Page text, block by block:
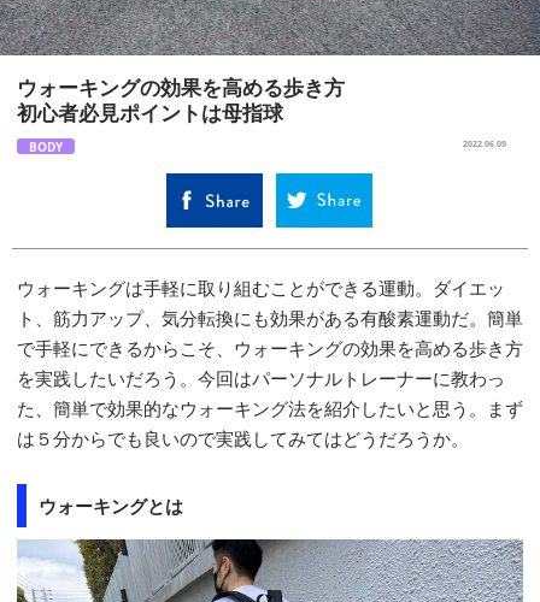
ウォーキングの効果を高める歩き方
初心者必見ポイントは母指球
BODY 2022.06.09
ウォーキングは手軽に取り組むことができる運動。ダイエッ
ト、筋力アップ、気分転換にも効果がある有酸素運動だ。簡単
で手軽にできるからこそ、ウォーキングの効果を高める歩き方
を実践したいだろう。今回はパーソナルトレーナーに教わっ
た、簡単で効果的なウォーキング法を紹介したいと思う。まず
は５分からでも良いので実践してみてはどうだろうか。
ウォーキングとは